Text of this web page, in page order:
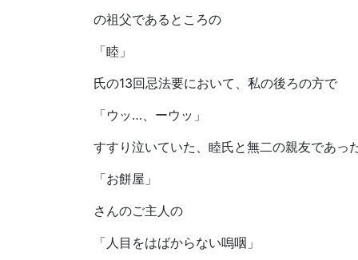
の祖父であるところの
「睦」
氏の13回忌法要において、私の後ろの方で
「ウッ…、ーウッ」
すすり泣いていた、睦氏と無二の親友であっ
「お餅屋」
さんのご主人の
「人目をはばからない嗚咽」